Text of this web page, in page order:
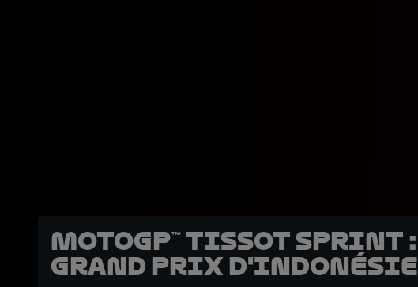
MotoGP™ Tissot Sprint :
Grand Prix d'Indonésie